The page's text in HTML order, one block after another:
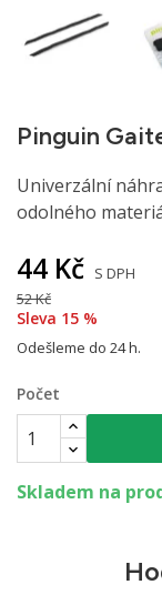
Pinguin
Univerzální
odolného
44 Kč S DPH
52 Kč
Sleva 15 %
Odešleme do 24 h.
Počet
Skladem na